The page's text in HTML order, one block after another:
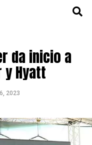
da inicio a
Hyatt
2023